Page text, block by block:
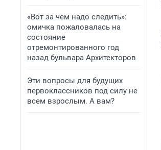
«Вот за чем надо следить»:
омичка пожаловалась на
состояние
отремонтированного год
назад бульвара Архитекторов
Эти вопросы для будущих
первоклассников под силу не
всем взрослым. А вам?